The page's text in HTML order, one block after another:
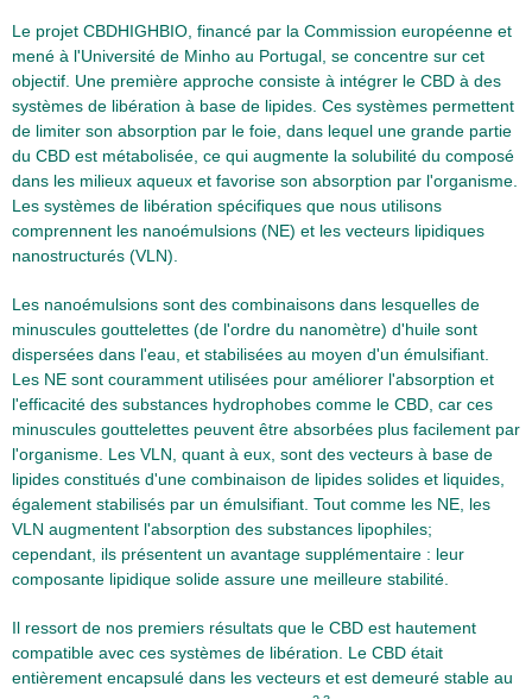
Le projet CBDHIGHBIO, financé par la Commission européenne et
mené à l'Université de Minho au Portugal, se concentre sur cet
objectif. Une première approche consiste à intégrer le CBD à des
systèmes de libération à base de lipides. Ces systèmes permettent
de limiter son absorption par le foie, dans lequel une grande partie
du CBD est métabolisée, ce qui augmente la solubilité du composé
dans les milieux aqueux et favorise son absorption par l'organisme.
Les systèmes de libération spécifiques que nous utilisons
comprennent les nanoémulsions (NE) et les vecteurs lipidiques
nanostructurés (VLN).
Les nanoémulsions sont des combinaisons dans lesquelles de
minuscules gouttelettes (de l'ordre du nanomètre) d'huile sont
dispersées dans l'eau, et stabilisées au moyen d'un émulsifiant.
Les NE sont couramment utilisées pour améliorer l'absorption et
l'efficacité des substances hydrophobes comme le CBD, car ces
minuscules gouttelettes peuvent être absorbées plus facilement par
l'organisme. Les VLN, quant à eux, sont des vecteurs à base de
lipides constitués d'une combinaison de lipides solides et liquides,
également stabilisés par un émulsifiant. Tout comme les NE, les
VLN augmentent l'absorption des substances lipophiles;
cependant, ils présentent un avantage supplémentaire : leur
composante lipidique solide assure une meilleure stabilité.
Il ressort de nos premiers résultats que le CBD est hautement
compatible avec ces systèmes de libération. Le CBD était
entièrement encapsulé dans les vecteurs et est demeuré stable au